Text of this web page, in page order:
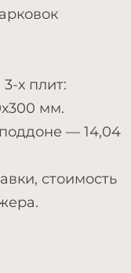
х плит:
мм.
— 14,04
стоимость